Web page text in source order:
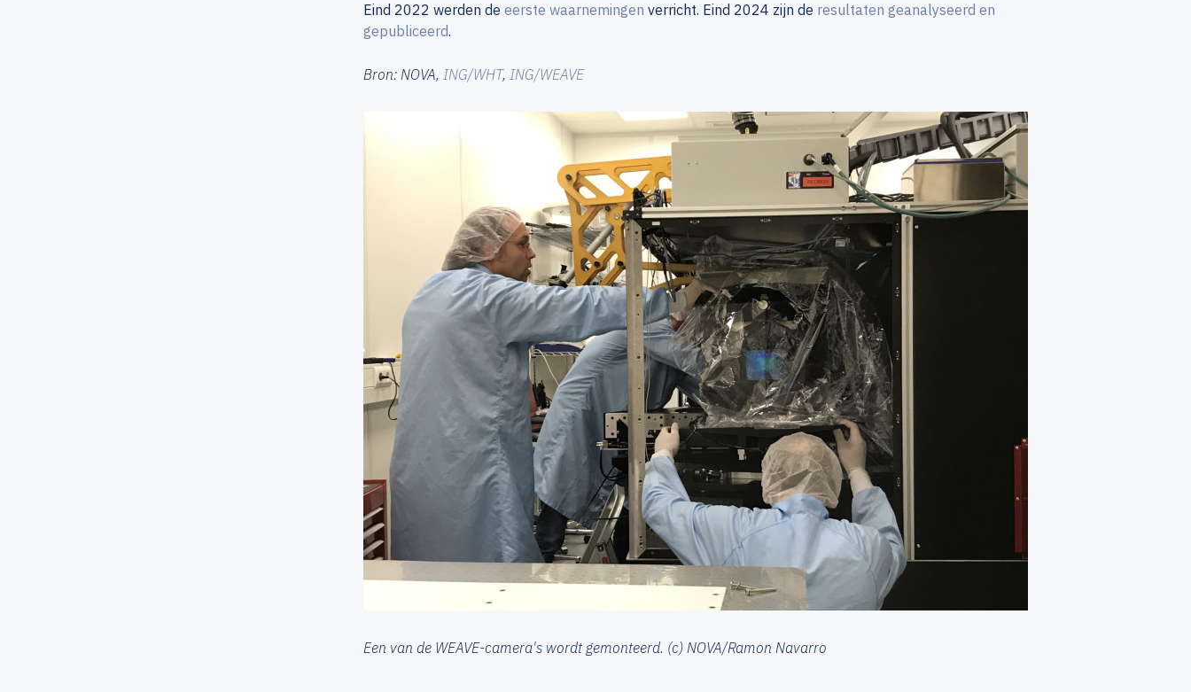
Eind 2022 werden de eerste waarnemingen verricht. Eind 2024 zijn de resultaten geanalyseerd en
gepubliceerd.
Bron: NOVA, ING/WHT, ING/WEAVE
Een van de WEAVE-camera's wordt gemonteerd. (c) NOVA/Ramon Navarro